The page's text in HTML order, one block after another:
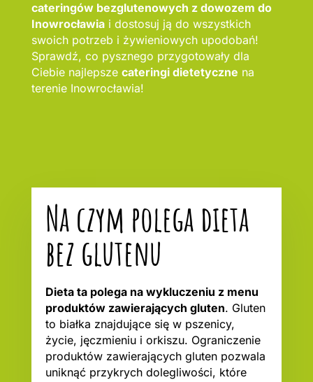
cateringów bezglutenowych z dowozem do
Inowrocławiai dostosuj ją do wszystkich
swoich potrzeb i żywieniowych upodobań!
Sprawdź, co pysznego przygotowały dla
Ciebie najlepsze cateringi dietetyczne na
terenie Inowrocławia!
Na czym polega dieta
bez glutenu
Dieta ta polega na wykluczeniu z menu
produktów zawierających gluten. Gluten
to białka znajdujące się w pszenicy,
życie, jęczmieniu i orkiszu. Ograniczenie
produktów zawierających gluten pozwala
uniknąć przykrych dolegliwości, które